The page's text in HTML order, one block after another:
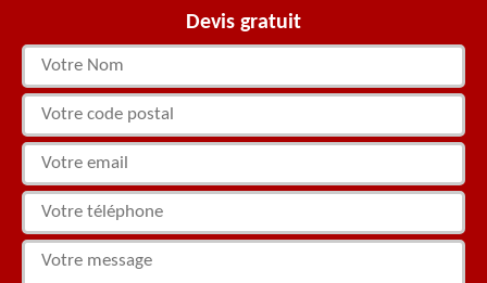
Devis gratuit